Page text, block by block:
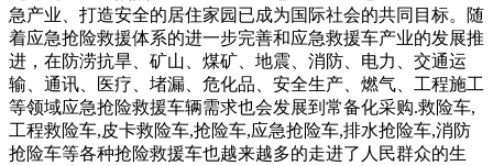
急产业、打造安全的居住家园已成为国际社会的共同目标。随
着应急抢险救援体系的进一步完善和应急救援车产业的发展推
进，在防涝抗旱、矿山、煤矿、地震、消防、电力、交通运
输、通讯、医疗、堵漏、危化品、安全生产、燃气、工程施工
等领域应急抢险救援车辆需求也会发展到常备化采购.救险车,
工程救险车,皮卡救险车,抢险车,应急抢险车,排水抢险车,消防
抢险车等各种抢险救援车也越来越多的走进了人民群众的生